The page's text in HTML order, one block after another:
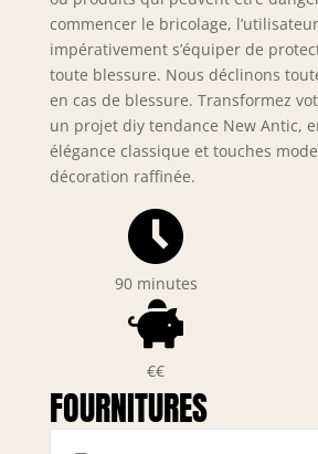
commencer le bricolage,
impérativement s’équiper de
toute blessure. Nous déclinons
en cas de blessure. Transformez
un projet diy tendance New Antic,
élégance classique et touches
décoration raffinée.
90 minutes
€€
FOURNITURES